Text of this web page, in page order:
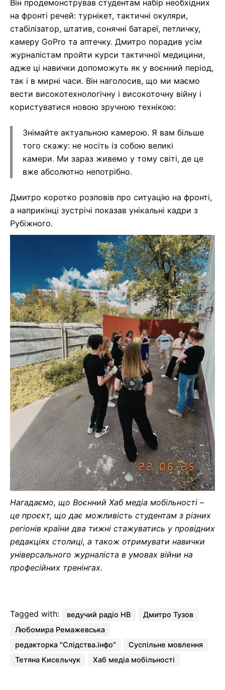
Він продемонстрував студентам набір необхідних
на фронті речей: турнікет, тактичні окуляри,
стабілізатор, штатив, сонячні батареї, петличку,
камеру GoPro та аптечку. Дмитро порадив усім
журналістам пройти курси тактичної медицини,
адже ці навички допоможуть як у воєнний період,
так і в мирні часи. Він наголосив, що ми маємо
вести високотехнологічну і високоточну війну і
користуватися новою зручною технікою:
Знімайте актуальною камерою. Я вам більше
того скажу: не носіть із собою великі
камери. Ми зараз живемо у тому світі, де це
вже абсолютно непотрібно.
Дмитро коротко розповів про ситуацію на фронті,
а наприкінці зустрічі показав унікальні кадри з
Рубіжного.
Нагадаємо, що Воєнний Хаб медіа мобільності –
це проєкт, що дає можливість студентам з різних
регіонів країни два тижні стажуватись у провідних
редакціях столиці, а також отримувати навички
універсального журналіста в умовах війни на
професійних тренінгах.
Tagged with: ведучий радіо НВ
Дмитро Тузов
Любомира Ремажевська
редакторка "Слідства.інфо"
Суспільне мовлення
Тетяна Кисельчук
Хаб медіа мобільності